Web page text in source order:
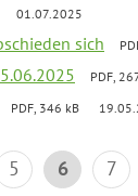
01.07.2025
sich
PDF,
PDF, 346 kB
5 6 7